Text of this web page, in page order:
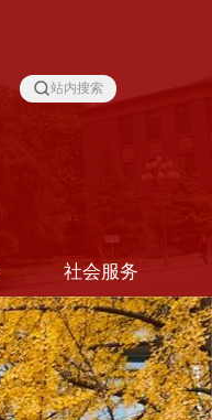
站内搜索
社会服务